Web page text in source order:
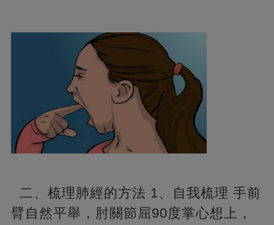
二、梳理肺經的方法 1、自我梳理 手前
臂自然平舉，肘關節屈90度掌心想上，